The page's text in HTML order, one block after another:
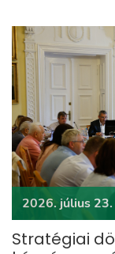
2026. július 23.
Stratégiai